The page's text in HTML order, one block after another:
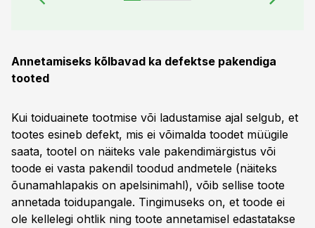
Annetamiseks kõlbavad ka defektse pakendiga
tooted
Kui toiduainete tootmise või ladustamise ajal selgub, et
tootes esineb defekt, mis ei võimalda toodet müügile
saata, tootel on näiteks vale pakendimärgistus või
toode ei vasta pakendil toodud andmetele (näiteks
õunamahlapakis on apelsinimahl), võib sellise toote
annetada toidupangale. Tingimuseks on, et toode ei
ole kellelegi ohtlik ning toote annetamisel edastatakse